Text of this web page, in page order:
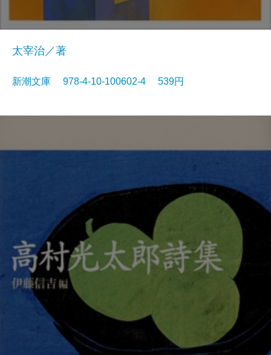
太宰治／著
新潮文庫 978-4-10-100602-4 539円